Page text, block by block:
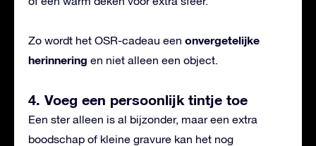
Zo wordt het OSR-cadeau een onvergetelijke
herinnering en niet alleen een object.
4. Voeg een persoonlijk tintje toe
Een ster alleen is al bijzonder, maar een extra
boodschap of kleine gravure kan het nog